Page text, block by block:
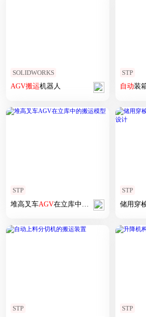
SOLIDWORKS
AGV搬运机器人
STP
自动装
STP
堆高叉车AGV在立库中 搬运
STP
储用穿
STP STP